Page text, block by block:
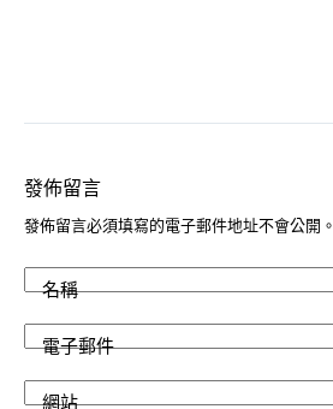
發佈留言
發佈留言必須填寫的電子郵件地址不會公開。
名稱
電子郵件
網站